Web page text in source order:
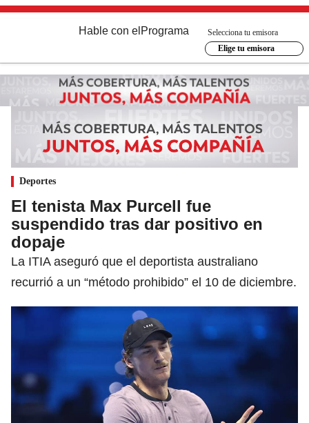
Hable con el Programa
Selecciona tu emisora
Elige tu emisora
Deportes
El tenista Max Purcell fue
suspendido tras dar positivo en
dopaje
La ITIA aseguró que el deportista australiano
recurrió a un “método prohibido” el 10 de diciembre.